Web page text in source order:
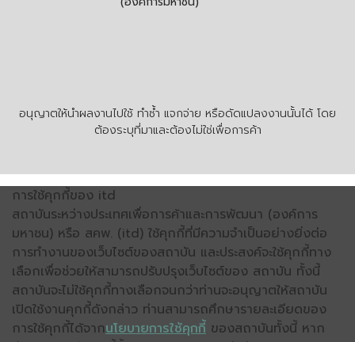
อนุญาตให้นำผลงานไปใช้ ทำซ้ำ แจกจ่าย หรือดัดแปลงงานนั้นได้ โดย
ต้องระบุที่มาและต้องไม่ใช่เพื่อการค้า
การใช้คุกกี้ของ itd
สถาบันระหว่างประเทศเพื่อการค้าและการพัฒนา (องค์การ
มหาชน) หรือ สคพ. (itd) ใช้คุกกี้ที่มีความจำเป็นอย่างยิ่งต่อ
การทำงานของเว็บไซต์ของสถาบัน และประสงค์จะใช้คุกกี้ทาง
เลือกเพื่อช่วยให้สามารถปรับปรุงเว็บไซต์ของ สถาบัน ทั้งนี้
สถาบันจะไม่ใช้คุกกี้ทางเลือกจนกว่าท่านจะอนุญาตให้สถาบัน
เปิดใช้งานคุกกี้ดังกล่าว ท่านสามารถศึกษารายละเอียดของ
การใช้คุกกี้ได้จากนโยบายการใช้คุกกี้ ของสถาบันทั้งนี้ หาก